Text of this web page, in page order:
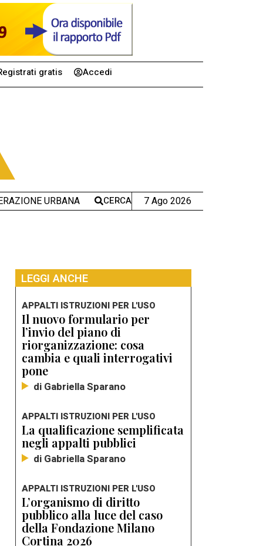
gratis Accedi
URBANA CERCA 7 Ago 2026
LEGGI ANCHE
APPALTI ISTRUZIONI PER L'USO
Il nuovo formulario per
l’invio del piano di
riorganizzazione: cosa
cambia e quali interrogativi
pone
di Gabriella Sparano
APPALTI ISTRUZIONI PER L'USO
La qualificazione semplificata
negli appalti pubblici
di Gabriella Sparano
APPALTI ISTRUZIONI PER L'USO
L’organismo di diritto
pubblico alla luce del caso
della Fondazione Milano
Cortina 2026